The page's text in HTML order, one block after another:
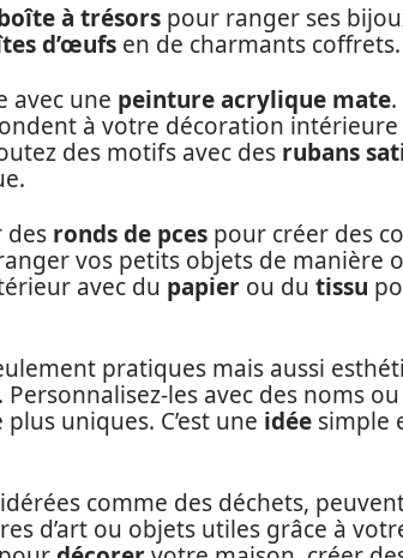
à trésors pour ranger ses
d’œufs en de charmants coffrets.
avec une peinture acrylique mate
à votre décoration
des motifs avec des rubans
des ronds de pces pour créer des
vos petits objets de manière
avec du papier ou du tissu
pratiques mais aussi
les avec des noms
uniques. C’est une idée simple
comme des déchets,
d’art ou objets utiles grâce à